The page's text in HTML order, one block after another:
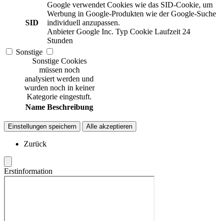
SID
Google verwendet Cookies wie das SID-Cookie, um
Werbung in Google-Produkten wie der Google-Suche
individuell anzupassen.
Anbieter Google Inc. Typ Cookie Laufzeit 24
Stunden
Sonstige
Sonstige Cookies
müssen noch
analysiert werden und
wurden noch in keiner
Kategorie eingestuft.
Name Beschreibung
Einstellungen speichern Alle akzeptieren
Zurück
Erstinformation